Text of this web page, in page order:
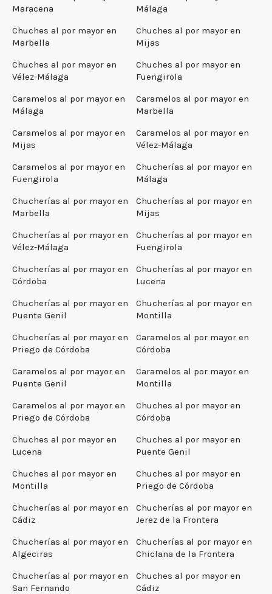
Maracena
Málaga
Chuches al por mayor en
Marbella
Chuches al por mayor en
Mijas
Chuches al por mayor en
Vélez-Málaga
Chuches al por mayor en
Fuengirola
Caramelos al por mayor en
Málaga
Caramelos al por mayor en
Marbella
Caramelos al por mayor en
Mijas
Caramelos al por mayor en
Vélez-Málaga
Caramelos al por mayor en
Fuengirola
Chucherías al por mayor en
Málaga
Chucherías al por mayor en
Marbella
Chucherías al por mayor en
Mijas
Chucherías al por mayor en
Vélez-Málaga
Chucherías al por mayor en
Fuengirola
Chucherías al por mayor en
Córdoba
Chucherías al por mayor en
Lucena
Chucherías al por mayor en
Puente Genil
Chucherías al por mayor en
Montilla
Chucherías al por mayor en
Priego de Córdoba
Caramelos al por mayor en
Córdoba
Caramelos al por mayor en
Puente Genil
Caramelos al por mayor en
Montilla
Caramelos al por mayor en
Priego de Córdoba
Chuches al por mayor en
Córdoba
Chuches al por mayor en
Lucena
Chuches al por mayor en
Puente Genil
Chuches al por mayor en
Montilla
Chuches al por mayor en
Priego de Córdoba
Chucherías al por mayor en
Cádiz
Chucherías al por mayor en
Jerez de la Frontera
Chucherías al por mayor en
Algeciras
Chucherías al por mayor en
Chiclana de la Frontera
Chucherías al por mayor en
San Fernando
Chuches al por mayor en
Cádiz